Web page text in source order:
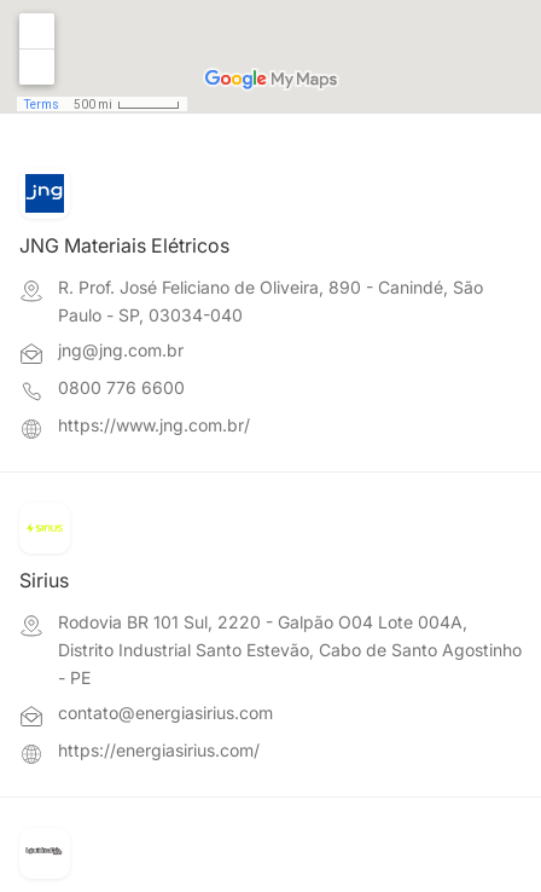
JNG Materiais Elétricos
R. Prof. José Feliciano de Oliveira, 890 - Canindé, São
Paulo - SP, 03034-040
jng@jng.com.br
0800 776 6600
https://www.jng.com.br/
Sirius
Rodovia BR 101 Sul, 2220 - Galpão O04 Lote 004A,
Distrito Industrial Santo Estevão, Cabo de Santo Agostinho
- PE
contato@energiasirius.com
https://energiasirius.com/